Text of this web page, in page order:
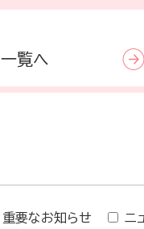
一覧へ
重要なお知らせ ニ